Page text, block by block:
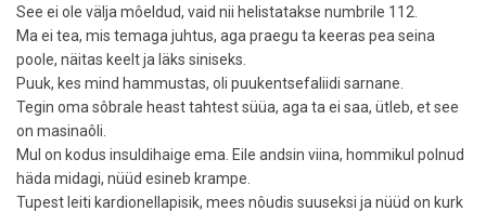
See ei ole välja môeldud, vaid nii helistatakse numbrile 112.
Ma ei tea, mis temaga juhtus, aga praegu ta keeras pea seina
poole, näitas keelt ja läks siniseks.
Puuk, kes mind hammustas, oli puukentsefaliidi sarnane.
Tegin oma sôbrale heast tahtest süüa, aga ta ei saa, ütleb, et see
on masinaôli.
Mul on kodus insuldihaige ema. Eile andsin viina, hommikul polnud
häda midagi, nüüd esineb krampe.
Tupest leiti kardionellapisik, mees nôudis suuseksi ja nüüd on kurk